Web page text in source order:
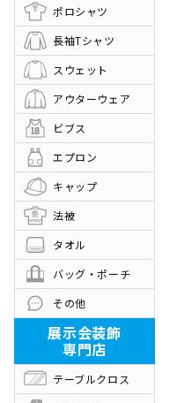
見積・注文の流れ
入稿方法について
代行発送承ります
お問い合わせ
その他
制作事例
お知らせ
お問い合わせフォーム
ポロシャツ
長袖Tシャツ
スウェット
アウターウェア
ビブス
エプロン
キャップ
法被
タオル
バッグ・ポーチ
その他
展示会装飾
専門店
テーブルクロス